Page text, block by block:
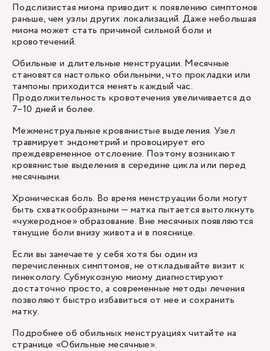
Подслизистая миома приводит к появлению симптомов
раньше, чем узлы других локализаций. Даже небольшая
миома может стать причиной сильной боли и
кровотечений.
Обильные и длительные менструации. Месячные
становятся настолько обильными, что прокладки или
тампоны приходится менять каждый час.
Продолжительность кровотечения увеличивается до
7–10 дней и более.
Межменструальные кровянистые выделения. Узел
травмирует эндометрий и провоцирует его
преждевременное отслоение. Поэтому возникают
кровянистые выделения в середине цикла или перед
месячными.
Хроническая боль. Во время менструации боли могут
быть схваткообразными — матка пытается вытолкнуть
«чужеродное» образование. Вне месячных появляются
тянущие боли внизу живота и в пояснице.
Если вы замечаете у себя хотя бы один из
перечисленных симптомов, не откладывайте визит к
гинекологу. Субмукозную миому диагностируют
достаточно просто, а современные методы лечения
позволяют быстро избавиться от нее и сохранить
матку.
Подробнее об обильных менструациях читайте на
странице «Обильные месячные».